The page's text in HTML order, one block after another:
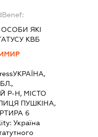
ОСОБИ ЯКІ
КВБ
УКРАЇНА,
Р-Н, МІСТО
ПУШКІНА,
6
Україна